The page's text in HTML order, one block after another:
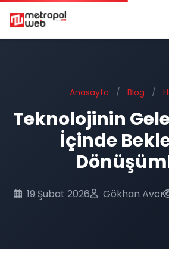
Ana içeriğe geç
Anasayfa / Blog /
Teknolojinin
İçinde
19 Şubat 2026 Gökhan Avcı